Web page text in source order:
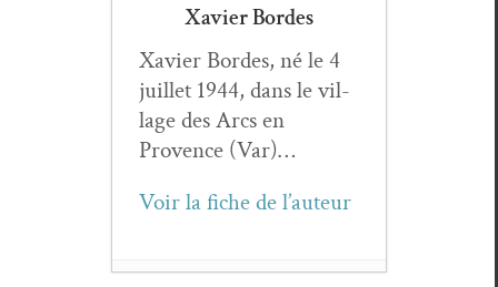
Xavier Bordes
Xavier Bor­des, né le 4
juil­let 1944, dans le vil­
lage des Arcs en
Provence (Var)…
Voir la fiche de l’auteur